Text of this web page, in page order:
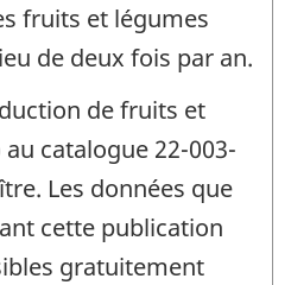
fruits et légumes
de deux fois par an.
de fruits et
catalogue 22-003-
Les données que
cette publication
gratuitement